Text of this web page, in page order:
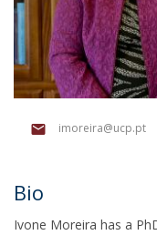
imoreira@ucp.pt
Bio
Ivone Moreira has a